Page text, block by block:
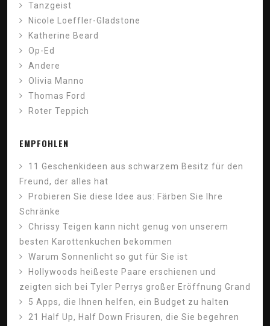
Tanzgeist
Nicole Loeffler-Gladstone
Katherine Beard
Op-Ed
Andere
Olivia Manno
Thomas Ford
Roter Teppich
EMPFOHLEN
11 Geschenkideen aus schwarzem Besitz für den
Freund, der alles hat
Probieren Sie diese Idee aus: Färben Sie Ihre
Schränke
Chrissy Teigen kann nicht genug von unserem
besten Karottenkuchen bekommen
Warum Sonnenlicht so gut für Sie ist
Hollywoods heißeste Paare erschienen und
zeigten sich bei Tyler Perrys großer Eröffnung Grand
5 Apps, die Ihnen helfen, ein Budget zu halten
21 Half Up, Half Down Frisuren, die Sie begehren